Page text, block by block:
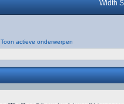
Width
Toon actieve onderwerpen